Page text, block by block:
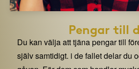
Pengar till
Du kan välja att tjäna pengar till
själv samtidigt. i de fallet delar du